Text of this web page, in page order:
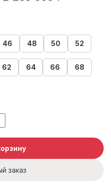
46 48 50 52
62 64 66 68
С15 quantity
заказ